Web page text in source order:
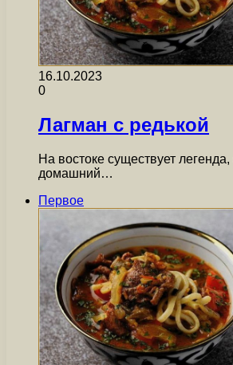
16.10.2023
0
Лагман с редькой
На востоке существует
домашний…
Первое